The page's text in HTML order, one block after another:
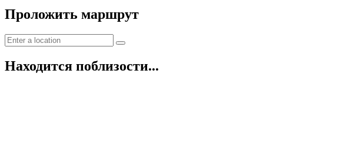
Проложить маршрут
Находится поблизости...